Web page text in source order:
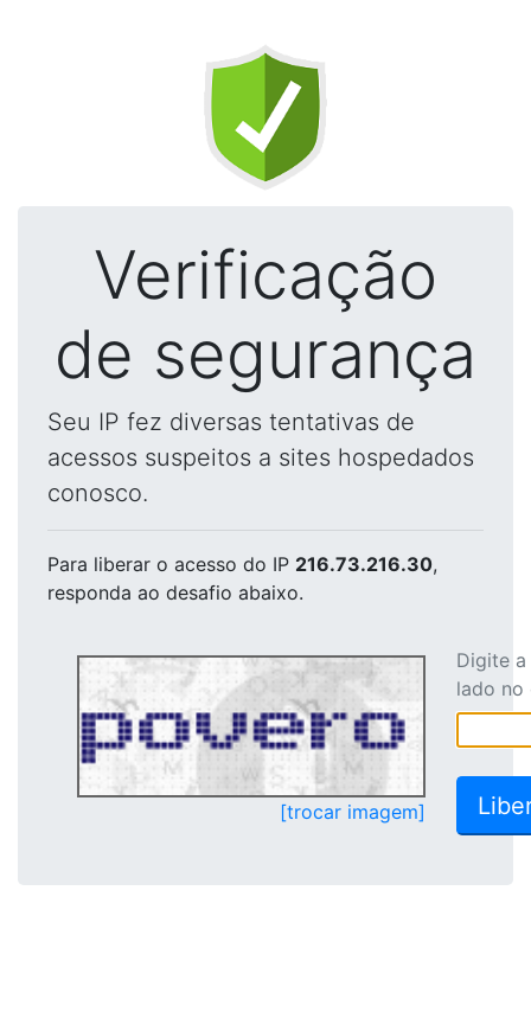
Verificação
de segurança
Seu IP fez diversas tentativas de
acessos suspeitos a sites hospedados
conosco.
Para liberar o acesso do IP 216.73.216.30,
responda ao desafio abaixo.
[trocar imagem]
Digite
lado no